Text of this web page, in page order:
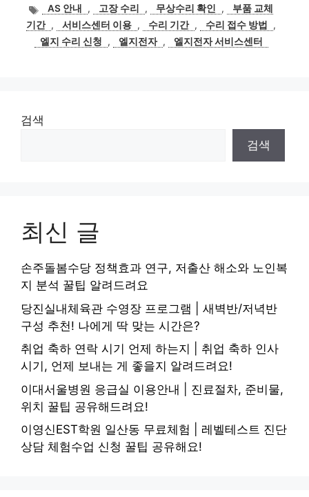
고
리
태
그
AS 안내 , 고장 수리 , 무상수리 확인 ,
부품 교체
기간 , 서비스센터 이용 , 수리 기간 , 수리 접수 방법
,
엘지 수리 신청
, 엘지전자 , 엘지전자 서비스센터
검색
검색
최신 글
손주돌봄수당 정책효과 연구, 저출산 해소와 노인복
지 분석 꿀팁 알려드려요
당진실내체육관 수영장 프로그램 | 새벽반/저녁반
구성 추천! 나에게 딱 맞는 시간은?
취업 축하 연락 시기 언제 하는지 | 취업 축하 인사
시기, 언제 보내는 게 좋을지 알려드려요!
이대서울병원 응급실 이용안내 | 진료절차, 준비물,
위치 꿀팁 공유해드려요!
이영신EST학원 일산동 무료체험 | 레벨테스트 진단
상담 체험수업 신청 꿀팁 공유해요!